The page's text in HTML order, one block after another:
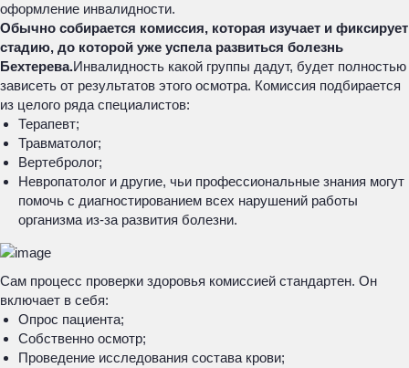
оформление инвалидности.
Обычно собирается комиссия, которая изучает и фиксирует
стадию, до которой уже успела развиться болезнь
Бехтерева.Инвалидность какой группы дадут, будет полностью
зависеть от результатов этого осмотра. Комиссия подбирается
из целого ряда специалистов:
Терапевт;
Травматолог;
Вертебролог;
Невропатолог и другие, чьи профессиональные знания могут
помочь с диагностированием всех нарушений работы
организма из-за развития болезни.
Сам процесс проверки здоровья комиссией стандартен. Он
включает в себя:
Опрос пациента;
Собственно осмотр;
Проведение исследования состава крови;